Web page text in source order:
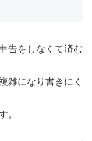
告をしなくて済む
雑になり書きにく
。